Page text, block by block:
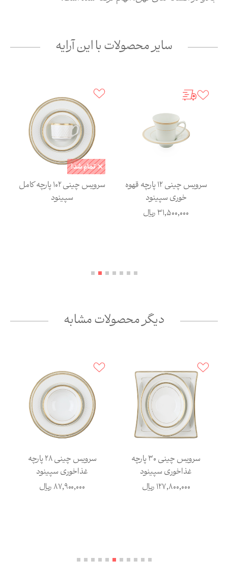
سایر محصولات با این آرایه
سرویس چینی 12 پارچه قهوه
خوری سپینود
31,500,000ریال
سرویس چینی 102 پارچه کامل
سپینود
دیگر محصولات مشابه
سرویس چینی 30 پارچه
غذاخوری سپینود
127,800,000ریال
سرویس چینی 28 پارچه
غذاخوری سپینود
87,900,000ریال